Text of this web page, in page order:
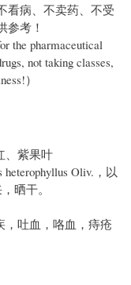
看病、不卖药、不受
参考！
the pharmaceutical
not taking classes,
）
、紫果叶
Oliv.，以
晒干。
，吐血，咯血，痔疮